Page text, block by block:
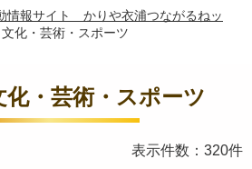
報サイト かりや衣浦つながるねッ
文化・芸術・スポーツ
化・芸術・スポーツ
表示件数：320件